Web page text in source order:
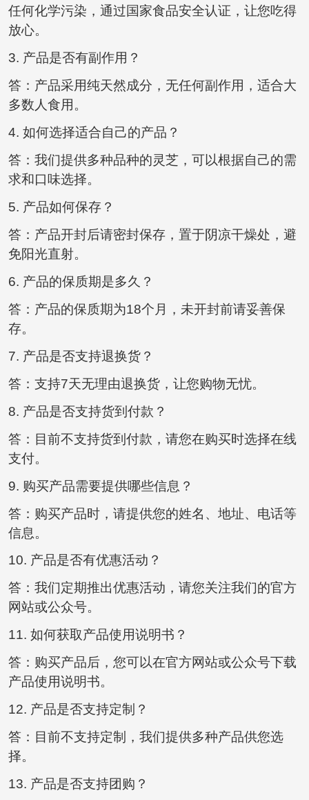
任何化学污染，通过国家食品安全认证，让您吃得
放心。
3. 产品是否有副作用？
答：产品采用纯天然成分，无任何副作用，适合大
多数人食用。
4. 如何选择适合自己的产品？
答：我们提供多种品种的灵芝，可以根据自己的需
求和口味选择。
5. 产品如何保存？
答：产品开封后请密封保存，置于阴凉干燥处，避
免阳光直射。
6. 产品的保质期是多久？
答：产品的保质期为18个月，未开封前请妥善保
存。
7. 产品是否支持退换货？
答：支持7天无理由退换货，让您购物无忧。
8. 产品是否支持货到付款？
答：目前不支持货到付款，请您在购买时选择在线
支付。
9. 购买产品需要提供哪些信息？
答：购买产品时，请提供您的姓名、地址、电话等
信息。
10. 产品是否有优惠活动？
答：我们定期推出优惠活动，请您关注我们的官方
网站或公众号。
11. 如何获取产品使用说明书？
答：购买产品后，您可以在官方网站或公众号下载
产品使用说明书。
12. 产品是否支持定制？
答：目前不支持定制，我们提供多种产品供您选
择。
13. 产品是否支持团购？